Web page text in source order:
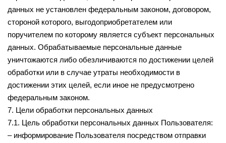
данных не установлен федеральным законом, договором,
стороной которого, выгодоприобретателем или
поручителем по которому является субъект персональных
данных. Обрабатываемые персональные данные
уничтожаются либо обезличиваются по достижении целей
обработки или в случае утраты необходимости в
достижении этих целей, если иное не предусмотрено
федеральным законом.
7. Цели обработки персональных данных
7.1. Цель обработки персональных данных Пользователя:
– информирование Пользователя посредством отправки